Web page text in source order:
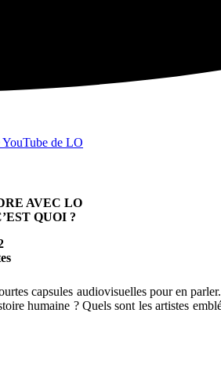
de LO
AVEC LO
QUOI ?
capsules audiovisuelles pour en
humaine ? Quels sont les artistes